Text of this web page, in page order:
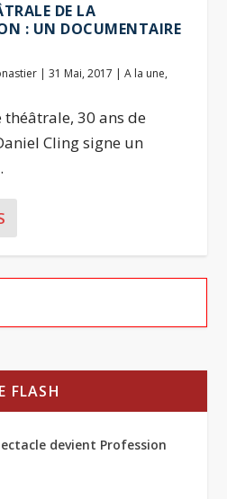
DE LA
: UN DOCUMENTAIRE
|31 Mai, 2017 |A la une,
théâtrale, 30 ans de
Cling signe un
FLASH
devient Profession